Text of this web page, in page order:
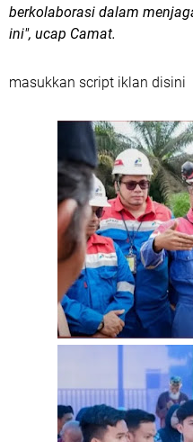
berkolaborasi dalam
ini", ucap Camat.
masukkan script iklan disini